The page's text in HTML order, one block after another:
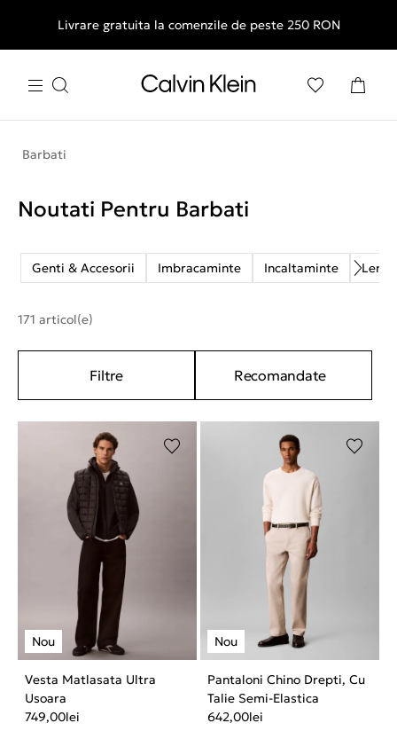
Livrare gratuita la comenzile de peste 250 RON
Barbati
Noutati Pentru Barbati
Genti & Accesorii Imbracaminte Incaltaminte
171 articol(e)
Filtre Recomandate
Vesta Matlasata Ultra
Usoara
749,00lei
Pantaloni Chino Drepti, Cu
Talie Semi-Elastica
642,00lei